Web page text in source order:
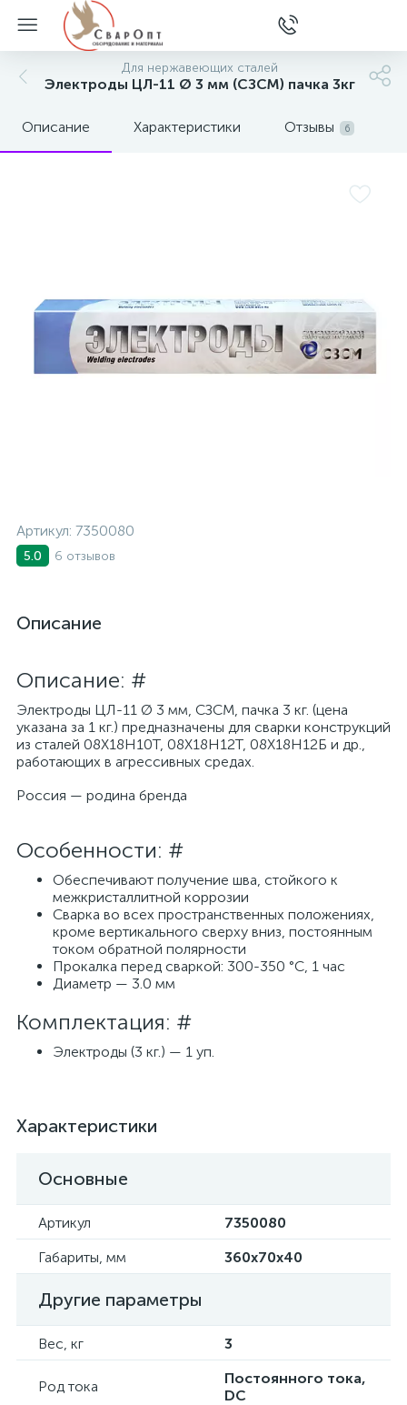
Для нержавеющих сталей
Электроды ЦЛ-11 Ø 3 мм (СЗСМ) пачка 3кг
Описание Характеристики Отзывы 6
Артикул: 7350080
5.0 6 отзывов
Описание
Описание: #
Электроды ЦЛ-11 Ø 3 мм, СЗСМ, пачка 3 кг. (цена
указана за 1 кг.) предназначены для сварки конструкций
из сталей 08Х18Н10Т, 08Х18Н12Т, 08Х18Н12Б и др.,
работающих в агрессивных средах.
Россия — родина бренда
Особенности: #
Обеспечивают получение шва, стойкого к
межкристаллитной коррозии
Сварка во всех пространственных положениях,
кроме вертикального сверху вниз, постоянным
током обратной полярности
Прокалка перед сваркой: 300-350 °С, 1 час
Диаметр — 3.0 мм
Комплектация: #
Электроды (3 кг.) — 1 уп.
Характеристики
Основные
Артикул
7350080
Габариты, мм
360х70х40
Другие параметры
Вес, кг 3
Род тока
Постоянного тока,
DC